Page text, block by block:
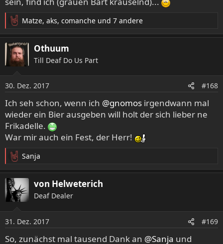
R
e
a
k
o
n
e
n
:
Matze, aks, comanche und 7 andere
Othuum
Till Deaf Do Us Part
30. Dez. 2017 #168
Ich seh schon, wenn ich @gnomos irgendwann mal
wieder ein Bier ausgeben will holt der sich lieber ne
Frikadelle.
War mir auch ein Fest, der Herr!
R
e
a
k
t
n
e
Sanja
von Helweterich
Deaf Dealer
31. Dez. 2017 #169
So, zunächst mal tausend Dank an @Sanja und